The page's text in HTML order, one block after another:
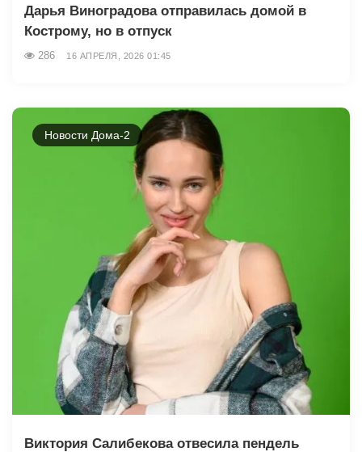
Дарья Виноградова отправилась домой в
Кострому, но в отпуск
286 16 АПРЕЛЯ, 2026 01:45
Новости Дома-2
Виктория Салибекова отвесила пендель